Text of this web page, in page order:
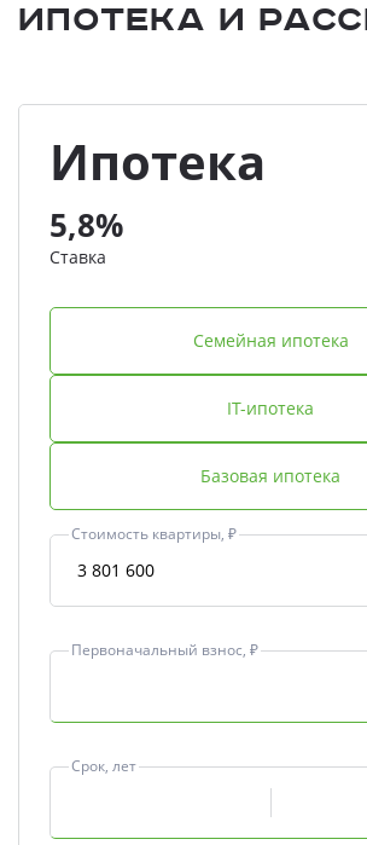
Ипотека и
Ипотека
5,8%
Ставка
Семейная ипотека
IT-ипотека
Базовая ипотека
Стоимость квартиры, ₽
Первоначальный взнос, ₽
Срок, лет